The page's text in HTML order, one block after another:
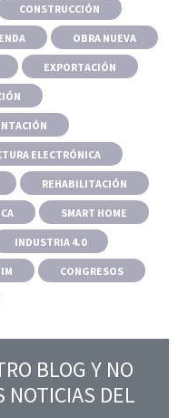
CONSTRUCCIÓN
OBRA NUEVA
EXPORTACIÓN
ELECTRÓNICA
REHABILITACIÓN
SMART HOME
INDUSTRIA 4.0
CONGRESOS
BLOG Y NO
NOTICIAS DEL